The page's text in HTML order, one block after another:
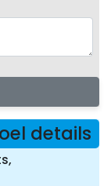
details